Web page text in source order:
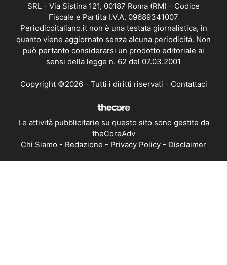
SRL - Via Sistina 121, 00187 Roma (RM) - Codice
Fiscale e Partita I.V.A. 09689341007
Periodicoitaliano.it non è una testata giornalistica, in
quanto viene aggiornato senza alcuna periodicità. Non
può pertanto considerarsi un prodotto editoriale ai
sensi della legge n. 62 del 07.03.2001
Copyright ©2026 - Tutti i diritti riservati - Contattaci
Le attività pubblicitarie su questo sito sono gestite da
theCoreAdv
Chi Siamo - Redazione - Privacy Policy - Disclaimer